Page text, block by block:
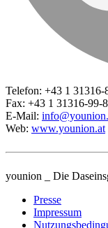
Telefon: +43 1 31316-
Fax: +43 1 31316-99-
E-Mail:
Web: www.younion.at
younion _ Die
Presse
Impressum